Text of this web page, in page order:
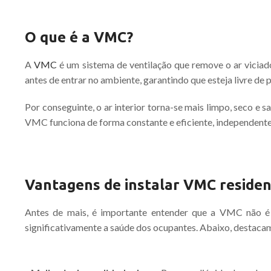
O que é a VMC?
AVMC é um sistema de ventilação que remove o ar
antes de entrar no ambiente, garantindo que esteja livre de
Por conseguinte, o ar interior torna-se mais limpo, seco e
VMC funciona de forma constante e eficiente,
Vantagens de instalar VMC
Antes de mais, é importante entender que a VMC não
significativamente a saúde dos ocupantes. Abaixo,